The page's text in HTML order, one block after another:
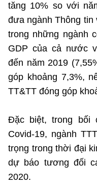
Cơ quan chủ quản: Bộ
Chịu trách nhiệm nội
Giám đốc Trung tâm
Liên hệ
Địa chỉ: Ban Biên tập
Điện thoại: 024 3936 9506
Email:stc@mst.gov.vn
©2026 Bản quyền thuộc
website này)
tăng 10% so với
đưa ngành Thông tin
trong những ngành
GDP của cả nước
đến năm 2019
góp khoảng 7,3%,
TT&TT đóng góp
Đặc biệt, trong bối
Covid-19, ngành
trọng trong thời đại
dự báo tương đối
2020.